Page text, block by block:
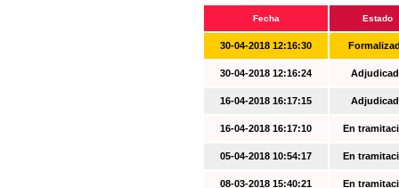
Fecha Estado
30-04-2018 12:16:30
30-04-2018 12:16:24
16-04-2018 16:17:15
16-04-2018 16:17:10 En
05-04-2018 10:54:17 En
08-03-2018 15:40:21 En